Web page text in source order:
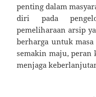
penting dalam
diri pada
pemeliharaan arsip
berharga untuk
semakin maju,
menjaga